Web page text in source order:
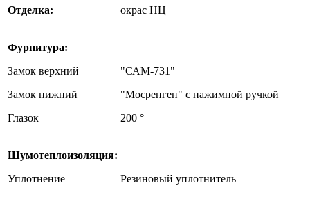
Отделка: окрас НЦ
Фурнитура:
Замок верхний
Замок нижний
Глазок
"САМ-731"
"Мосренген" с нажимной ручкой
200 °
Шумотеплоизоляция:
Уплотнение
Резиновый уплотнитель